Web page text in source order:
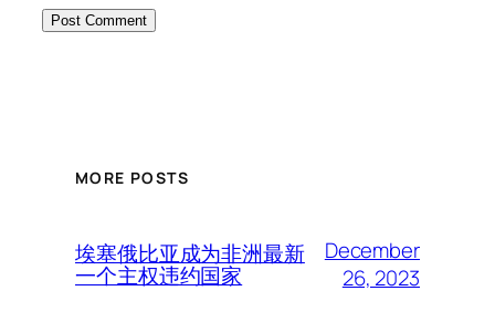
MORE POSTS
埃塞俄比亚成为非洲最新
一个主权违约国家
December
26, 2023